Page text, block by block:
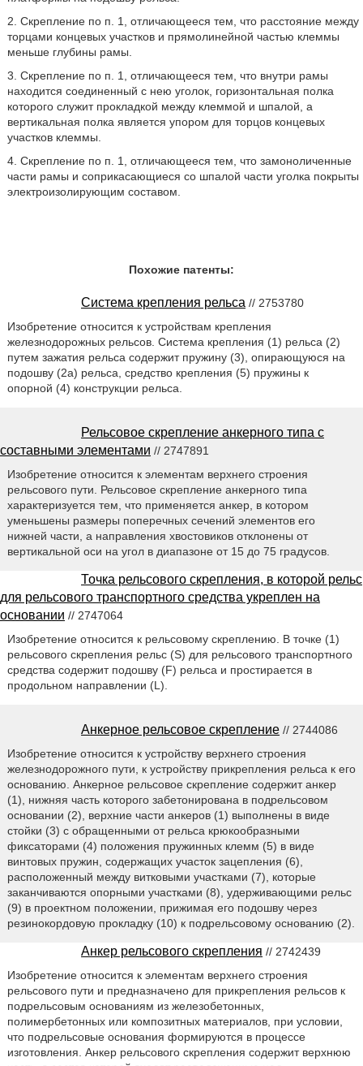
2. Скрепление по п. 1, отличающееся тем, что расстояние между
торцами концевых участков и прямолинейной частью клеммы
меньше глубины рамы.
3. Скрепление по п. 1, отличающееся тем, что внутри рамы
находится соединенный с нею уголок, горизонтальная полка
которого служит прокладкой между клеммой и шпалой, а
вертикальная полка является упором для торцов концевых
участков клеммы.
4. Скрепление по п. 1, отличающееся тем, что замоноличенные
части рамы и соприкасающиеся со шпалой части уголка покрыты
электроизолирующим составом.
Похожие патенты:
Система крепления рельса // 2753780
Изобретение относится к устройствам крепления
железнодорожных рельсов. Система крепления (1) рельса (2)
путем зажатия рельса содержит пружину (3), опирающуюся на
подошву (2а) рельса, средство крепления (5) пружины к
опорной (4) конструкции рельса.
Рельсовое скрепление анкерного типа с
составными элементами // 2747891
Изобретение относится к элементам верхнего строения
рельсового пути. Рельсовое скрепление анкерного типа
характеризуется тем, что применяется анкер, в котором
уменьшены размеры поперечных сечений элементов его
нижней части, а направления хвостовиков отклонены от
вертикальной оси на угол в диапазоне от 15 до 75 градусов.
Точка рельсового скрепления, в которой рельс
для рельсового транспортного средства укреплен на
основании // 2747064
Изобретение относится к рельсовому скреплению. В точке (1)
рельсового скрепления рельс (S) для рельсового транспортного
средства содержит подошву (F) рельса и простирается в
продольном направлении (L).
Анкерное рельсовое скрепление // 2744086
Изобретение относится к устройству верхнего строения
железнодорожного пути, к устройству прикрепления рельса к его
основанию. Анкерное рельсовое скрепление содержит анкер
(1), нижняя часть которого забетонирована в подрельсовом
основании (2), верхние части анкеров (1) выполнены в виде
стойки (3) с обращенными от рельса крюкообразными
фиксаторами (4) положения пружинных клемм (5) в виде
винтовых пружин, содержащих участок зацепления (6),
расположенный между витковыми участками (7), которые
заканчиваются опорными участками (8), удерживающими рельс
(9) в проектном положении, прижимая его подошву через
резинокордовую прокладку (10) к подрельсовому основанию (2).
Анкер рельсового скрепления // 2742439
Изобретение относится к элементам верхнего строения
рельсового пути и предназначено для прикрепления рельсов к
подрельсовым основаниям из железобетонных,
полимербетонных или композитных материалов, при условии,
что подрельсовые основания формируются в процессе
изготовления. Анкер рельсового скрепления содержит верхнюю